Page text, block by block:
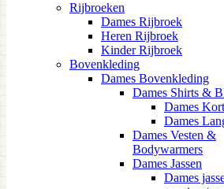
Rijbroeken
Dames Rijbroek
Heren Rijbroek
Kinder Rijbroek
Bovenkleding
Dames Bovenkleding
Dames Shirts &
Dames
Dames
Dames Vesten &
Bodywarmers
Dames Jassen
Dames